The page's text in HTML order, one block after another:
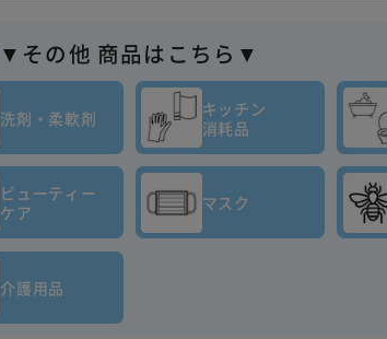
▼その他 商品はこちら▼
洗剤・柔軟剤
キッチン
消耗品
ビューティー
ケア
マスク
介護用品